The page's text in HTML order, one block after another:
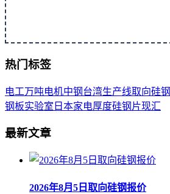
热门标签
电工万吨电机中钢台湾生产线取向硅钢
钢板实验室 日本家电厚度硅钢片现汇
最新文章
2026年8月5日取向硅钢报价